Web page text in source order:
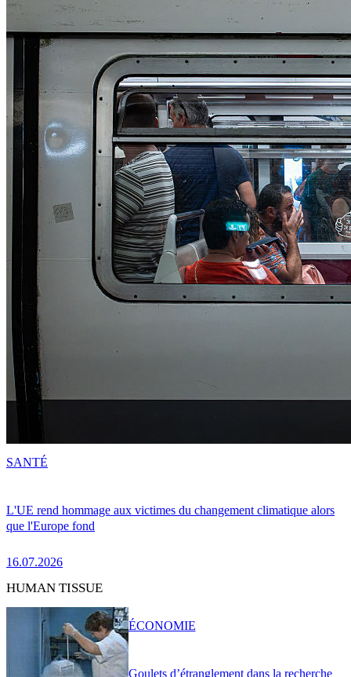
L'UE rend hommage aux victimes du changement climatique alors
que l'Europe fond
16.07.2026
SANTÉ
HUMAN TISSUE
Goulets d’étranglement dans la recherche
ÉCONOMIE